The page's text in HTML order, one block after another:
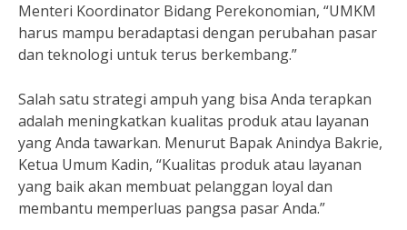
Menteri Koordinator Bidang Perekonomian, “UMKM
harus mampu beradaptasi dengan perubahan pasar
dan teknologi untuk terus berkembang.”
Salah satu strategi ampuh yang bisa Anda terapkan
adalah meningkatkan kualitas produk atau layanan
yang Anda tawarkan. Menurut Bapak Anindya Bakrie,
Ketua Umum Kadin, “Kualitas produk atau layanan
yang baik akan membuat pelanggan loyal dan
membantu memperluas pangsa pasar Anda.”